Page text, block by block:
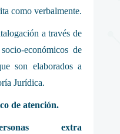
como verbalmente.
a través de
económicos de
son elaborados a
Jurídica.
de atención.
extra